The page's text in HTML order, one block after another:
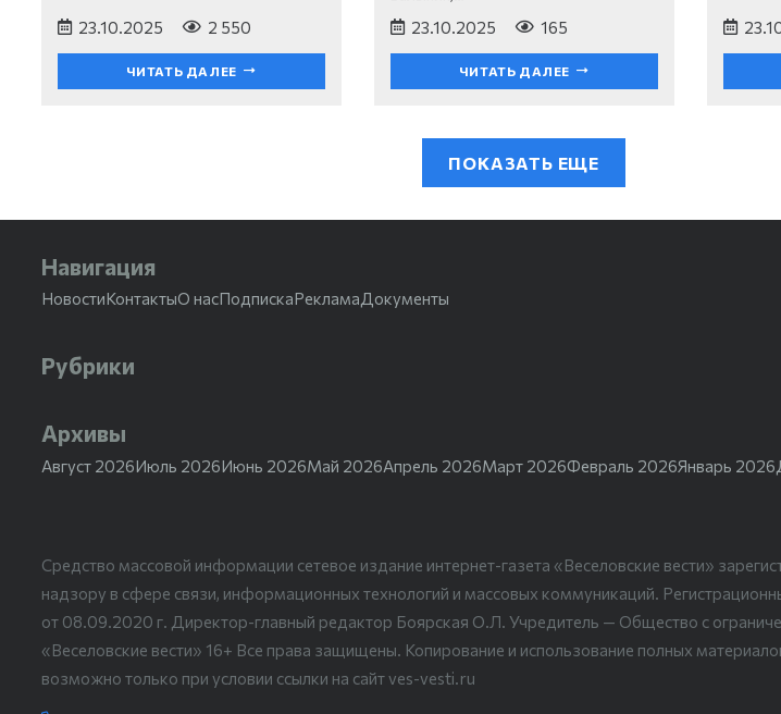
23.10.2025 2 550
ЧИТАТЬ ДАЛЕЕ
23.10.2025 165
ЧИТАТЬ ДАЛЕЕ
ПОКАЗАТЬ ЕЩЕ
Навигация
НовостиКонтактыО насПодпискаРекламаДокументы
Рубрики
Архивы
Август 2026Июль 2026Июнь 2026Май 2026Апрель 2026Март 2026Февраль 2026Январь 2026
Средство массовой информации сетевое издание интернет-газета «Веселовские вести»
надзору в сфере связи, информационных технологий и массовых коммуникаций.
от 08.09.2020 г. Директор-главный редактор Боярская О.Л. Учредитель — Общество с
«Веселовские вести» 16+ Все права защищены. Копирование и использование полных
возможно только при условии ссылки на сайт ves-vesti.ru